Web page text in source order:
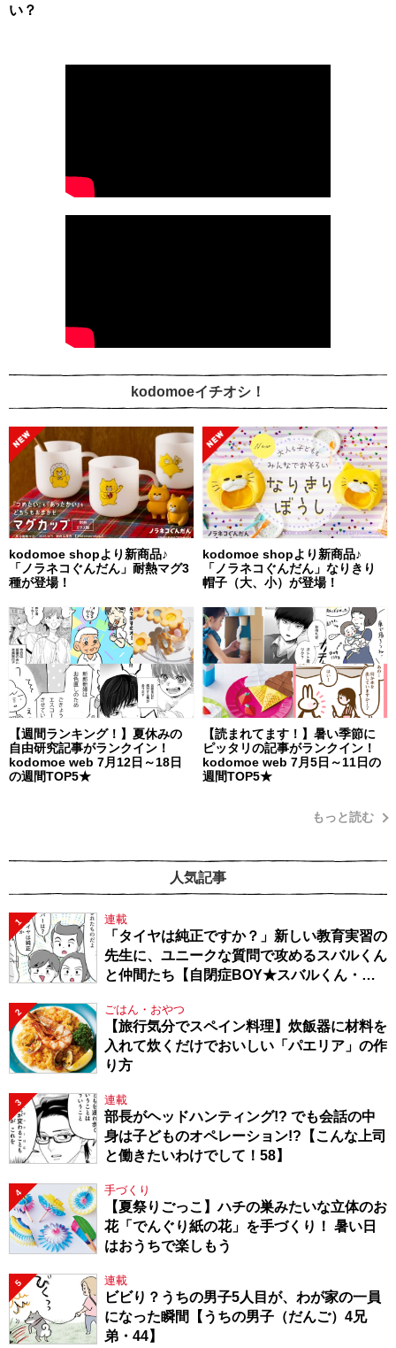
い？
kodomoeイチオシ！
kodomoe shopより新商品♪
「ノラネコぐんだん」耐熱マグ3
種が登場！
kodomoe shopより新商品♪
「ノラネコぐんだん」なりきり
帽子（大、小）が登場！
【週間ランキング！】夏休みの
自由研究記事がランクイン！
kodomoe web 7月12日～18日
の週間TOP5★
【読まれてます！】暑い季節に
ピッタリの記事がランクイン！
kodomoe web 7月5日～11日の
週間TOP5★
もっと読む
人気記事
1 連載
「タイヤは純正ですか？」新しい教育実習の
先生に、ユニークな質問で攻めるスバルくん
と仲間たち【自閉症BOY★スバルくん・
2 ごはん・おやつ
【旅行気分でスペイン料理】炊飯器に材料を
入れて炊くだけでおいしい「パエリア」の作
り方
3 連載
部長がヘッドハンティング!? でも会話の中
身は子どものオペレーション!?【こんな上司
と働きたいわけでして！58】
4 手づくり
【夏祭りごっこ】ハチの巣みたいな立体のお
花「でんぐり紙の花」を手づくり！ 暑い日
はおうちで楽しもう
5 連載
ビビり？うちの男子5人目が、わが家の一員
になった瞬間【うちの男子（だんご）4兄
弟・44】